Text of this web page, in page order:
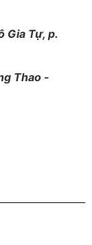
Gia Tự, p.
-